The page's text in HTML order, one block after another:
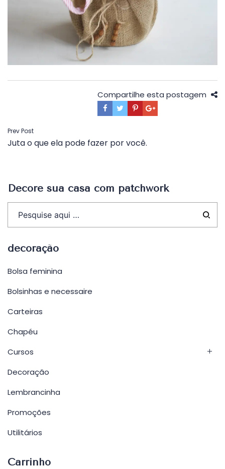
Compartilhe esta postagem
Navegação
de
Prev Post
Juta o que ela pode fazer por você.
Decore sua casa com patchwork
decoração
Bolsa feminina
Bolsinhas e necessaire
Carteiras
Chapéu
Cursos
Decoração
Lembrancinha
Promoções
Utilitários
Carrinho